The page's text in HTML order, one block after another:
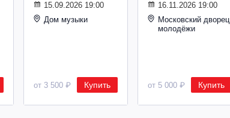
15.09.2026 19:00
Дом музыки
от 3 500 ₽ Купить
16.11.2026 19:00
Московский дворец
молодёжи
от 5 000 ₽ Купить